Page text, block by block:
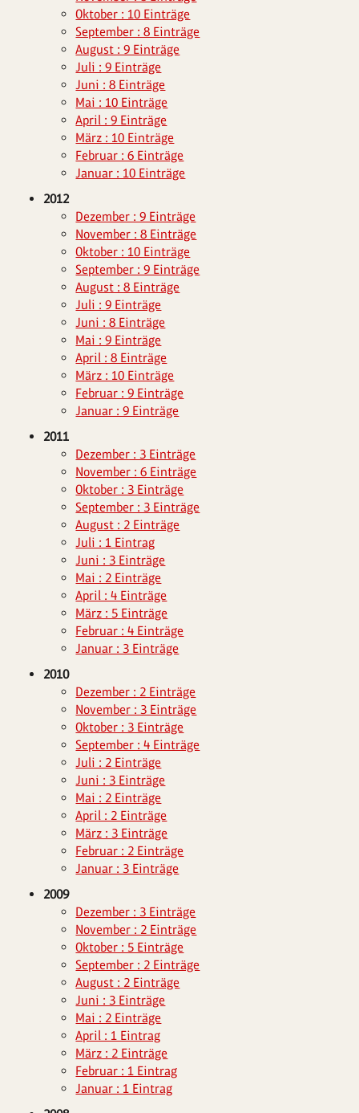
Oktober : 10 Einträge
September : 8 Einträge
August : 9 Einträge
Juli : 9 Einträge
Juni : 8 Einträge
Mai : 10 Einträge
April : 9 Einträge
März : 10 Einträge
Februar : 6 Einträge
Januar : 10 Einträge
2012
Dezember : 9 Einträge
November : 8 Einträge
Oktober : 10 Einträge
September : 9 Einträge
August : 8 Einträge
Juli : 9 Einträge
Juni : 8 Einträge
Mai : 9 Einträge
April : 8 Einträge
März : 10 Einträge
Februar : 9 Einträge
Januar : 9 Einträge
2011
Dezember : 3 Einträge
November : 6 Einträge
Oktober : 3 Einträge
September : 3 Einträge
August : 2 Einträge
Juli : 1 Eintrag
Juni : 3 Einträge
Mai : 2 Einträge
April : 4 Einträge
März : 5 Einträge
Februar : 4 Einträge
Januar : 3 Einträge
2010
Dezember : 2 Einträge
November : 3 Einträge
Oktober : 3 Einträge
September : 4 Einträge
Juli : 2 Einträge
Juni : 3 Einträge
Mai : 2 Einträge
April : 2 Einträge
März : 3 Einträge
Februar : 2 Einträge
Januar : 3 Einträge
2009
Dezember : 3 Einträge
November : 2 Einträge
Oktober : 5 Einträge
September : 2 Einträge
August : 2 Einträge
Juni : 3 Einträge
Mai : 2 Einträge
April : 1 Eintrag
März : 2 Einträge
Februar : 1 Eintrag
Januar : 1 Eintrag